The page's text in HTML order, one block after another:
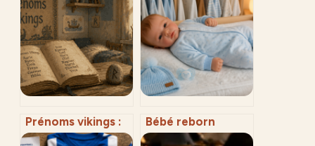
Prénoms vikings :
25 noms chargés
Bébé reborn
garçon : 3 critères